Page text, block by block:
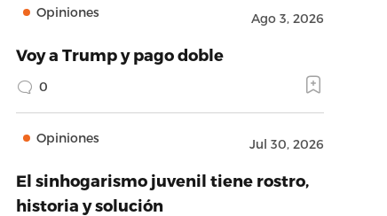
Opiniones Ago 3, 2026
Voy a Trump y pago doble
0
Opiniones Jul 30, 2026
El sinhogarismo juvenil tiene rostro,
historia y solución